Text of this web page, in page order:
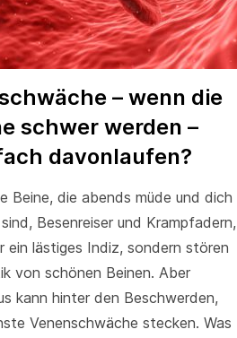
– wenn die
schwer werden –
davonlaufen?
Beine, die abends müde und dich
Besenreiser und Krampfadern,
ein lästiges Indiz, sondern stören
von schönen Beinen. Aber
kann hinter den Beschwerden,
Venenschwäche stecken. Was